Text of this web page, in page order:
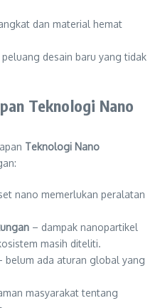
dan material hemat
desain baru yang tidak
Teknologi Nano
Teknologi Nano
nano memerlukan peralatan
– dampak nanopartikel
masih diteliti.
belum ada aturan global yang
masyarakat tentang